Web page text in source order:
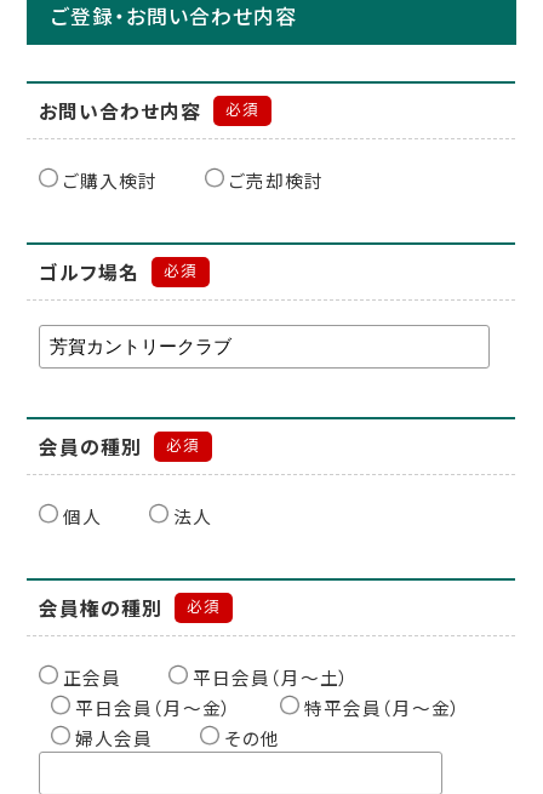
ご登録・お問い合わせ内容
お問い合わせ内容 必須
ご購入検討 ご売却検討
ゴルフ場名 必須
会員の種別 必須
個人 法人
会員権の種別 必須
正会員
平日会員（月〜土）
平日会員（月〜金）
特平会員（月〜金）
婦人会員
その他